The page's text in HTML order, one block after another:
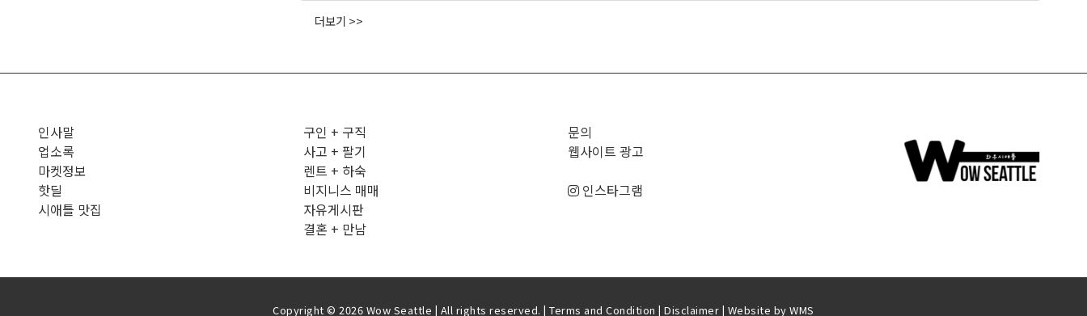
더보기 >>
인사말
업소록
마켓정보
핫딜
시애틀 맛집
구인 + 구직
사고 + 팔기
렌트 + 하숙
비지니스 매매
자유게시판
결혼 + 만남
문의
웹사이트 광고
인스타그램
Copyright © 2026 Wow Seattle | All rights reserved. |Terms and Condition |Disclaimer | Website byWMS